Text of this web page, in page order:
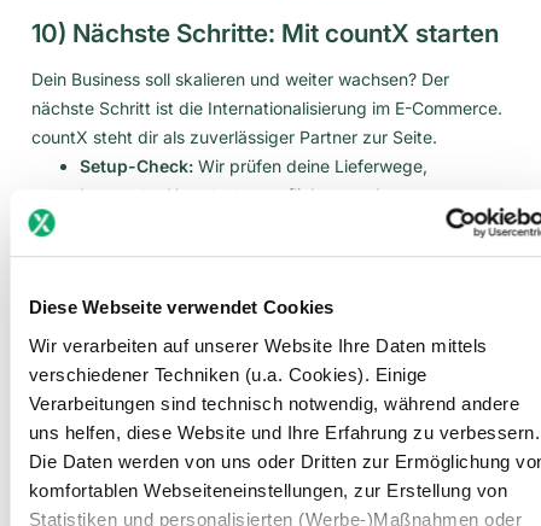
Diese Webseite verwendet Cookies
Wir verarbeiten auf unserer Website Ihre Daten mittels
verschiedener Techniken (u.a. Cookies). Einige
Verarbeitungen sind technisch notwendig, während andere
uns helfen, diese Website und Ihre Erfahrung zu verbessern.
Die Daten werden von uns oder Dritten zur Ermöglichung
komfortablen Webseiteneinstellungen, zur Erstellung von
Statistiken und personalisierten (Werbe-)Maßnahmen oder
10) Nächste Schritte: Mit countX starten
Dein Business soll skalieren und weiter wachsen? Der
nächste Schritt ist die Internationalisierung im E-Commerce.
countX steht dir als zuverlässiger Partner zur Seite.
Setup-Check: Wir prüfen deine Lieferwege,
Lagerorte, Umsatzsteuerpflichten und
nötig ist und wann OSS genügt.
Begleitung bis zur USt.-Registrierung und der
monatlichen Meldungen: Wir sammeln, prüfen und
reichen alles bei der richtigen Behörde ein und bleiben
an Rückfragen dran. Du hast nur mit uns Kontakt!